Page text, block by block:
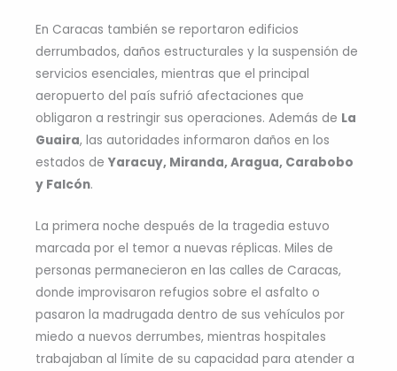
En Caracas también se reportaron edificios
derrumbados, daños estructurales y la suspensión de
servicios esenciales, mientras que el principal
aeropuerto del país sufrió afectaciones que
obligaron a restringir sus operaciones. Además de La
Guaira, las autoridades informaron daños en los
estados de Yaracuy, Miranda, Aragua, Carabobo
y Falcón.
La primera noche después de la tragedia estuvo
marcada por el temor a nuevas réplicas. Miles de
personas permanecieron en las calles de Caracas,
donde improvisaron refugios sobre el asfalto o
pasaron la madrugada dentro de sus vehículos por
miedo a nuevos derrumbes, mientras hospitales
trabajaban al límite de su capacidad para atender a